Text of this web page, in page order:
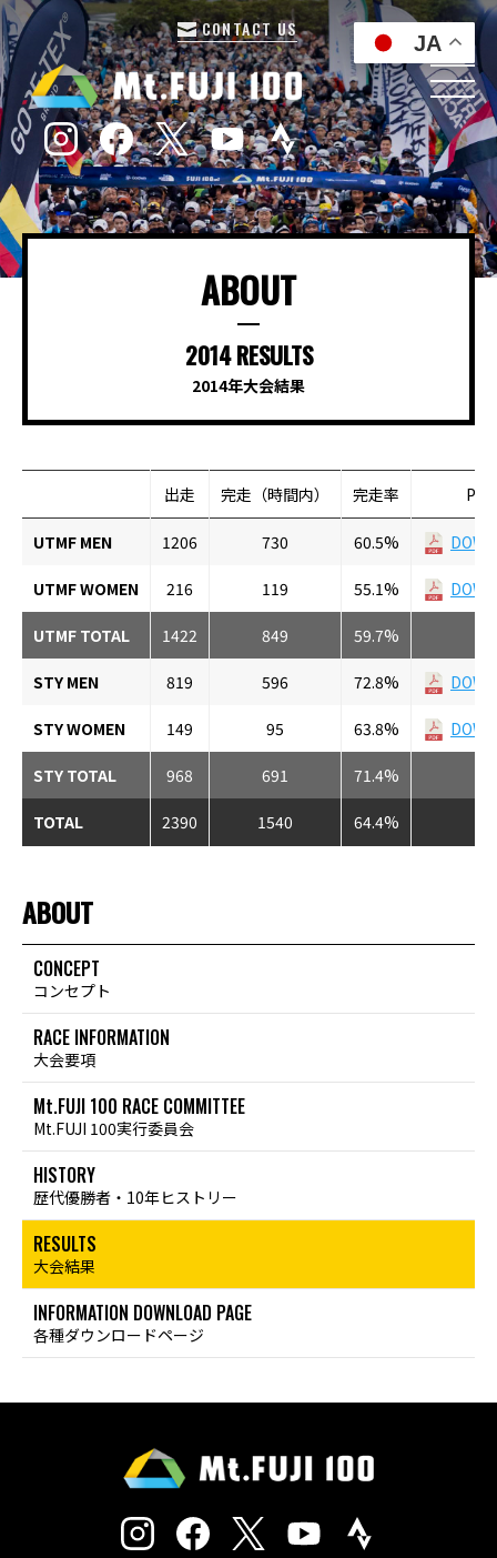
CONTACT US
ABOUT
2014 RESULTS
2014年大会結果
出走 完走（時間内） 完走率 PDF
UTMF MEN 1206 730 60.5%
UTMF WOMEN 216 119 55.1%
UTMF TOTAL 1422 849 59.7%
STY MEN 819 596 72.8%
STY WOMEN 149 95 63.8%
STY TOTAL 968 691 71.4%
TOTAL 2390 1540 64.4%
ABOUT
CONCEPT
コンセプト
RACE INFORMATION
大会要項
Mt.FUJI 100 RACE COMMITTEE
Mt.FUJI 100実行委員会
HISTORY
歴代優勝者・10年ヒストリー
RESULTS
大会結果
INFORMATION DOWNLOAD PAGE
各種ダウンロードページ
JA